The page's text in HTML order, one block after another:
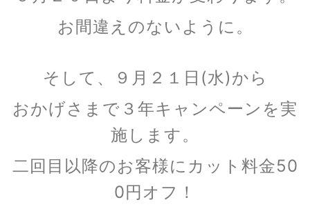
お間違えのないように。
そして、９月２１日(水)から
おかげさまで３年キャンペーンを実
施します。
二回目以降のお客様にカット料金50
0円オフ！